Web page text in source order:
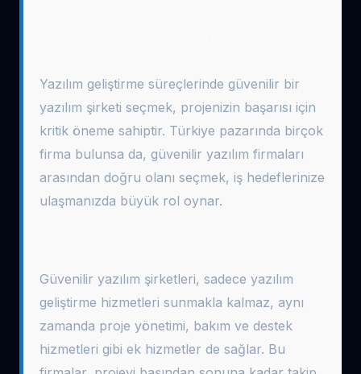
Yazılım geliştirme süreçlerinde güvenilir bir
yazılım şirketi seçmek, projenizin başarısı için
kritik öneme sahiptir. Türkiye pazarında birçok
firma bulunsa da, güvenilir yazılım firmaları
arasından doğru olanı seçmek, iş hedeflerinize
ulaşmanızda büyük rol oynar.
Güvenilir yazılım şirketleri, sadece yazılım
geliştirme hizmetleri sunmakla kalmaz, aynı
zamanda proje yönetimi, bakım ve destek
hizmetleri gibi ek hizmetler de sağlar. Bu